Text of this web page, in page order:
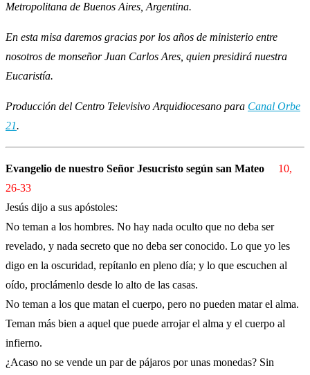
Metropolitana de Buenos Aires, Argentina.
En esta misa daremos gracias por los años de ministerio entre
nosotros de monseñor Juan Carlos Ares, quien presidirá nuestra
Eucaristía.
Producción del Centro Televisivo Arquidiocesano para Canal Orbe
21.
Evangelio de nuestro Señor Jesucristo según san Mateo 10,
26-33
Jesús dijo a sus apóstoles:
No teman a los hombres. No hay nada oculto que no deba ser
revelado, y nada secreto que no deba ser conocido. Lo que yo les
digo en la oscuridad, repítanlo en pleno día; y lo que escuchen al
oído, proclámenlo desde lo alto de las casas.
No teman a los que matan el cuerpo, pero no pueden matar el alma.
Teman más bien a aquel que puede arrojar el alma y el cuerpo al
infierno.
¿Acaso no se vende un par de pájaros por unas monedas? Sin